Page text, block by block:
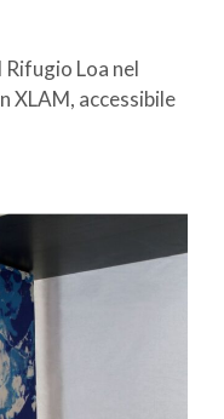
Loa nel
XLAM, accessibile